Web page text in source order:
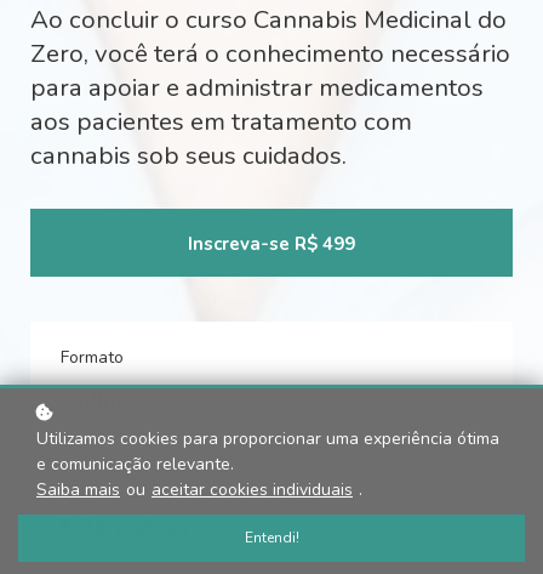
Ao concluir o curso Cannabis Medicinal do
Zero, você terá o conhecimento necessário
para apoiar e administrar medicamentos
aos pacientes em tratamento com
cannabis sob seus cuidados.
Inscreva-se R$ 499
Formato
Recomendado para
Utilizamos cookies para proporcionar uma experiência ótima
e comunicação relevante.
Saiba mais ou aceitar cookies individuais .
Entendi!